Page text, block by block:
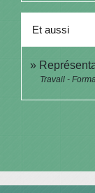
Et aussi
Travail -